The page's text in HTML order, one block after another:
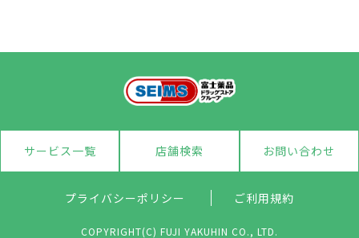
サービス一覧 店舗検索 お問い合わせ
プライバシーポリシー ご利用規約
COPYRIGHT(C) FUJI YAKUHIN CO., LTD.